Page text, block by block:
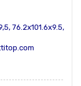
76.2x101.6x9.5,